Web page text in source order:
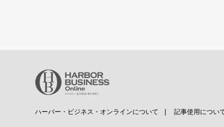
ハーバー・ビジネス・オンラインについて 記事使用につい